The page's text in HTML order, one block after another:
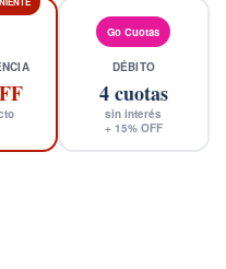
Go Cuotas
DÉBITO
4cuotas
sin interés
+ 15% OFF